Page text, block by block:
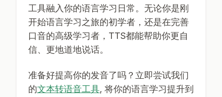
工具融入你的语言学习日常。无论你是刚
开始语言学习之旅的初学者，还是在完善
口音的高级学习者，TTS都能帮助你更自
信、更地道地说话。
准备好提高你的发音了吗？立即尝试我们
的文本转语音工具, 将你的语言学习提升到